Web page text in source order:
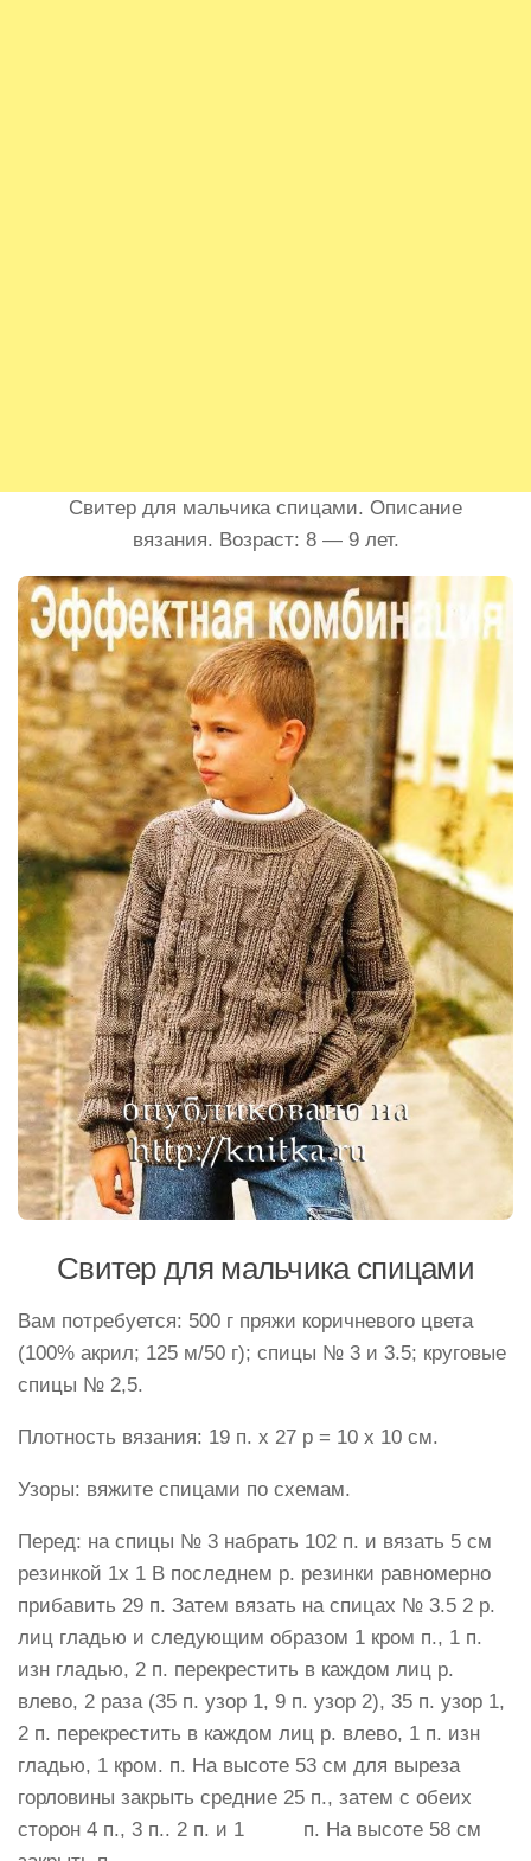
Свитер для мальчика спицами. Описание
вязания. Возраст: 8 — 9 лет.
Свитер для мальчика спицами
Вам потребуется: 500 г пряжи коричневого цвета
(100% акрил; 125 м/50 г); спицы № 3 и 3.5; круговые
спицы № 2,5.
Плотность вязания: 19 п. х 27 p = 10 х 10 см.
Узоры: вяжите спицами по схемам.
Перед: на спицы № 3 набрать 102 п. и вязать 5 см
резинкой 1х 1 В последнем р. резинки равномерно
прибавить 29 п. Затем вязать на спицах № 3.5 2 р.
лиц гладью и следующим образом 1 кром п., 1 п.
изн гладью, 2 п. перекрестить в каждом лиц р.
влево, 2 раза (35 п. узор 1, 9 п. узор 2), 35 п. узор 1,
2 п. перекрестить в каждом лиц р. влево, 1 п. изн
гладью, 1 кром. п. На высоте 53 см для выреза
горловины закрыть средние 25 п., затем с обеих
сторон 4 п., 3 п.. 2 п. и 1 п. На высоте 58 см